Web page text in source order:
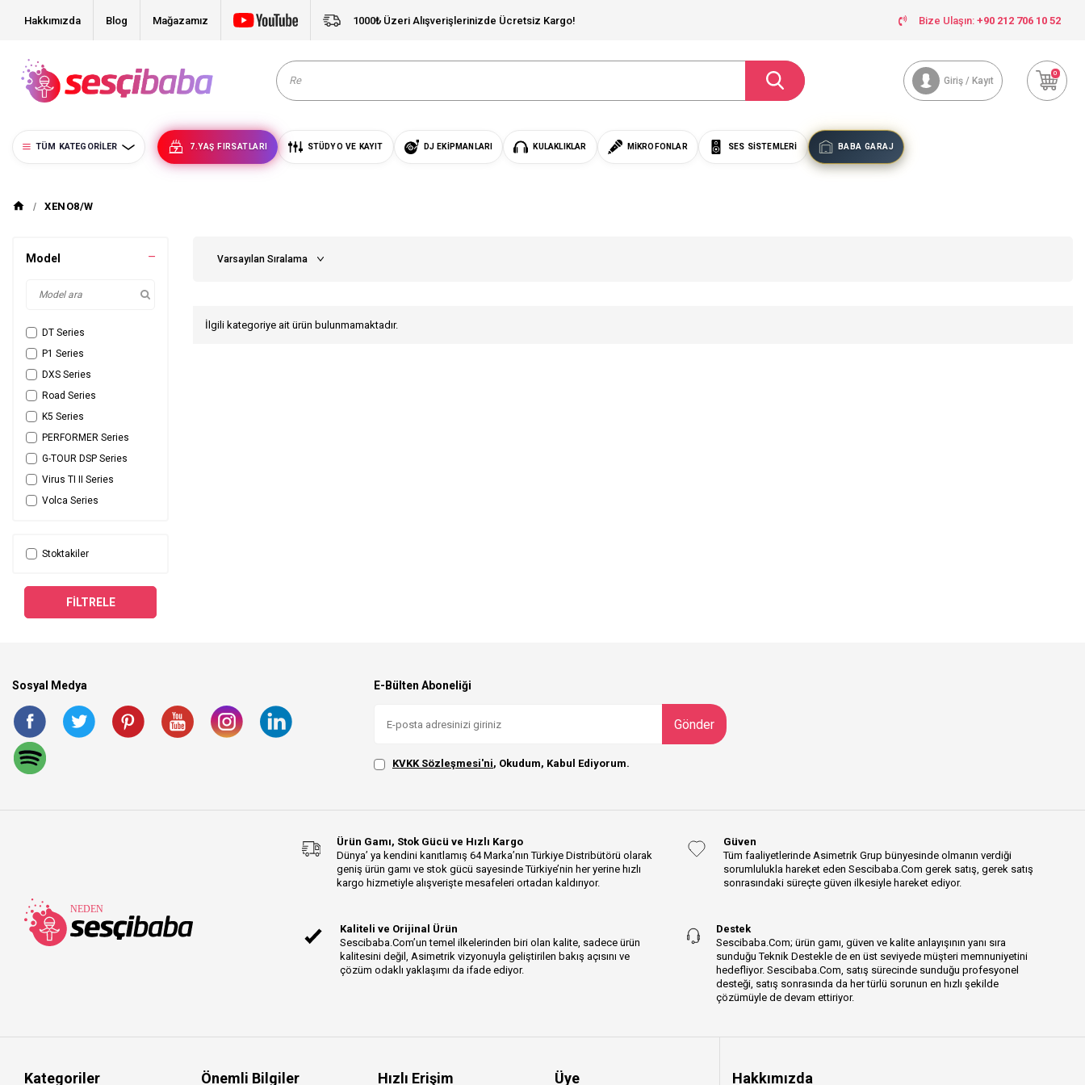
Hakkımızda Blog Mağazamız 1000₺ Üzeri Alışverişlerinizde Ücretsiz Kargo! Bize Ulaşın: +90 212 706 10 52
Giriş / Kayıt
0
TÜM KATEGORILER 7.YAŞ FIRSATLARI STÜDYO VE KAYIT DJ EKIPMANLARI KULAKLIKLAR MIKROFONLAR SES SISTEMLERI BABA GARAJ
XENO8/W
Model
DT Series
P1 Series
DXS Series
Road Series
K5 Series
PERFORMER Series
G-TOUR DSP Series
Virus TI II Series
Volca Series
Sudio F5 Series
Rokit Series
Sudio F5 PRO Series
AlphaTheta, Pioneer DJ
Series
P2 Series
CA-X Series
Mic Series
EVO Series
AstroLab Stage Series
Stoktakiler
FILTRELE
İlgili kategoriye ait ürün bulunmamaktadır.
Sosyal Medya E-Bülten Aboneliği
Gönder
KVKK Sözleşmesi'ni, Okudum, Kabul Ediyorum.
Ürün Gamı, Stok Gücü ve Hızlı Kargo
Dünya’ ya kendini kanıtlamış 64 Marka’nın Türkiye Distribütörü olarak
geniş ürün gamı ve stok gücü sayesinde Türkiye’nin her yerine hızlı
kargo hizmetiyle alışverişte mesafeleri ortadan kaldırıyor.
Güven
Tüm faaliyetlerinde Asimetrik Grup bünyesinde olmanın verdiği
sorumlulukla hareket eden Sescibaba.Com gerek satış, gerek satış
sonrasındaki süreçte güven ilkesiyle hareket ediyor.
Kaliteli ve Orijinal Ürün
Sescibaba.Com’un temel ilkelerinden biri olan kalite, sadece ürün
kalitesini değil, Asimetrik vizyonuyla geliştirilen bakış açısını ve
çözüm odaklı yaklaşımı da ifade ediyor.
Destek
Sescibaba.Com; ürün gamı, güven ve kalite anlayışının yanı sıra
sunduğu Teknik Destekle de en üst seviyede müşteri memnuniyetini
hedefliyor. Sescibaba.Com, satış sürecinde sunduğu profesyonel
desteği, satış sonrasında da her türlü sorunun en hızlı şekilde
çözümüyle de devam ettiriyor.
Kategoriler Önemli Bilgiler Hızlı Erişim Üye Hakkımızda